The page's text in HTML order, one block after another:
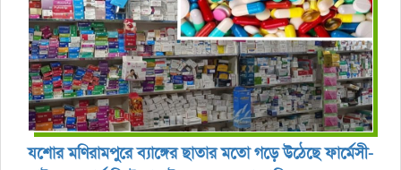
যশোর ‎মণিরামপুরে ব্যাঙ্গের ছাতার মতো গড়ে উঠেছে ফার্মেসী-